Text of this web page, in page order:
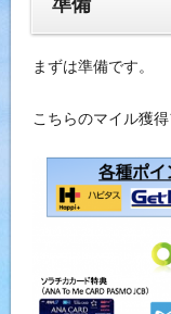
準備
まずは準備です。
こちらのマイル獲